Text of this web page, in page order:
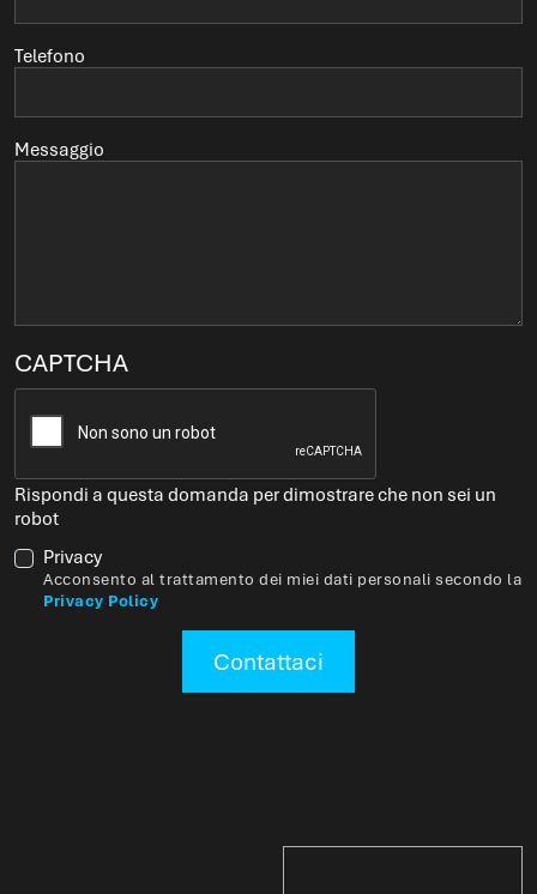
Telefono
Messaggio
CAPTCHA
Rispondi a questa domanda per dimostrare che non sei un
robot
Privacy
Acconsento al trattamento dei miei dati personali secondo la
Privacy Policy
Contattaci